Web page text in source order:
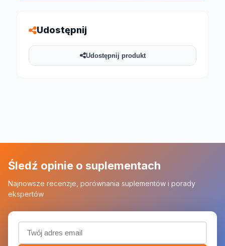
Udostępnij
Udostępnij produkt
Śledź opinie o suplementach
Najnowsze recenzje, porównania suplementów i porady
ekspertów
Adres email (wymagany)